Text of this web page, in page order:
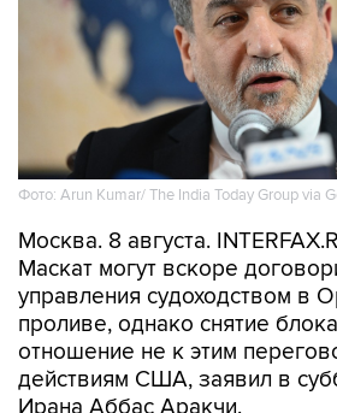
Фото: Arun Kumar/ The India Today Group via
Москва. 8 августа.
управления судоходством в
проливе, однако снятие
отношение не к этим
действиям США, заявил в
Ирана Аббас Аракчи.